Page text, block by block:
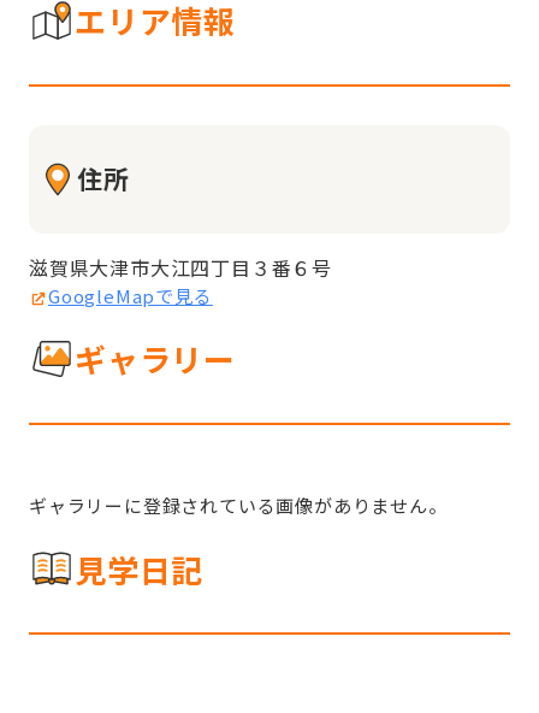
エリア情報
住所
滋賀県大津市大江四丁目３番６号
GoogleMapで見る
ギャラリー
ギャラリーに登録されている画像がありません。
見学日記